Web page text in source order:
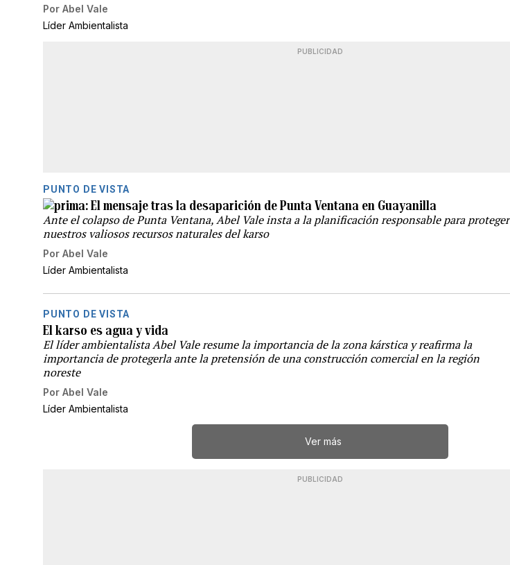
Por Abel Vale
Líder Ambientalista
PUBLICIDAD
PUNTO DE VISTA
El mensaje tras la desaparición de Punta Ventana en Guayanilla
Ante el colapso de Punta Ventana, Abel Vale insta a la planificación responsable para proteger
nuestros valiosos recursos naturales del karso
Por Abel Vale
Líder Ambientalista
PUNTO DE VISTA
El karso es agua y vida
El líder ambientalista Abel Vale resume la importancia de la zona kárstica y reafirma la
importancia de protegerla ante la pretensión de una construcción comercial en la región
noreste
Por Abel Vale
Líder Ambientalista
Ver más
PUBLICIDAD